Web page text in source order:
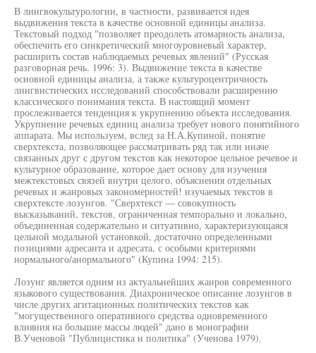
В лингвокультурологии, в частности, развивается идея
выдвижения текста в качестве основной единицы анализа.
Текстовый подход "позволяет преодолеть атомарность анализа,
обеспечить его синкретический многоуровневый характер,
расширить состав наблюдаемых речевых явлений" (Русская
разговорная речь. 1996: 3). Выдвижение текста в качестве
основной единицы анализа, а также культуроцентричность
лингвистических исследований способствовали расширению
классического понимания текста. В настоящий момент
прослеживается тенденция к укрупнению объекта исследования.
Укрупнение речевых единиц анализа требует нового понятийного
аппарата. Мы используем, вслед за Н.А.Купиной, понятие
сверхтекста, позволяющее рассматривать ряд так или иначе
связанных друг с другом текстов как некоторое цельное речевое и
культурное образование, которое дает основу для изучения
межтекстовых связей внутри целого, объяснения отдельных
речевых и жанровых закономерностей! изучаемых текстов в
сверхтексте лозунгов. "Сверхтекст — совокупность
высказываний, текстов, ограниченная темпорально и локально,
объединенная содержательно и ситуативно, характеризующаяся
цельной модальной установкой, достаточно определенными
позициями адресанта и адресата, с особыми критериями
нормального/анормального" (Купина 1994: 215).
Лозунг является одним из актуальнейших жанров современного
языкового существования. Диахроническое описание лозунгов в
числе других агитационных политических текстов как
"могущественного оперативного средства одновременного
влияния на большие массы людей" дано в монографии
В.Ученовой "Публицистика и политика" (Ученова 1979).